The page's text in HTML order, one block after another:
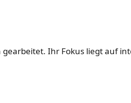
Ihr Fokus liegt auf